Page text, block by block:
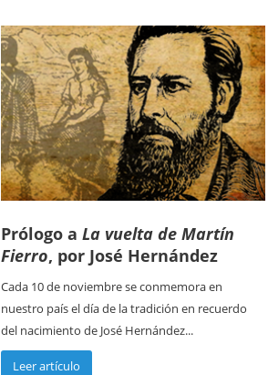
Prólogo a La vuelta de Martín
Fierro, por José Hernández
Cada 10 de noviembre se conmemora en
nuestro país el día de la tradición en recuerdo
del nacimiento de José Hernández...
Leer artículo